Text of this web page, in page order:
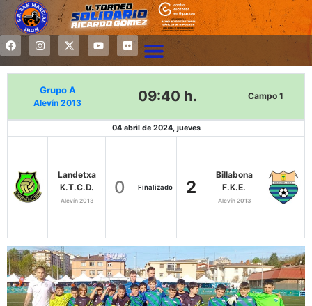
Grupo A
Alevín 2013 09:40 h. Campo 1
04 abril de 2024, jueves
Landetxa
K.T.C.D.
Alevín 2013
0 Finalizado 2
Billabona
F.K.E.
Alevín 2013